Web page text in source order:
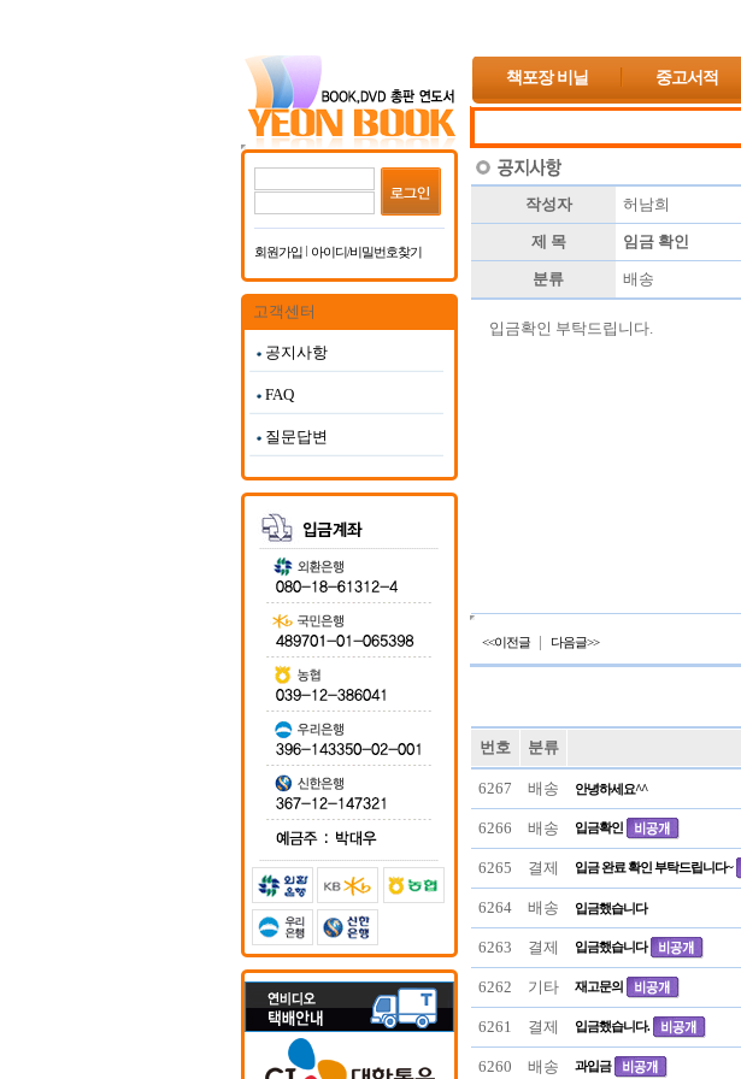
책포장 비닐 중고서적
회원가입 아이디/비밀번호찾기
고객센터
공지사항
FAQ
질문답변
작성자 허남희
제 목 임금 확인
분류 배송
입금확인 부탁드립니다.
<<이전글 | 다음글>>
번호 분류
6267 배송 안녕하세요^^
6266 배송 입금확인
6265 결제 입금 완료 확인 부탁드립니다~
6264 배송 입금했습니다
6263 결제 입금했습니다
6262 기타 재고문의
6261 결제 입금했습니다.
6260 배송 과입금